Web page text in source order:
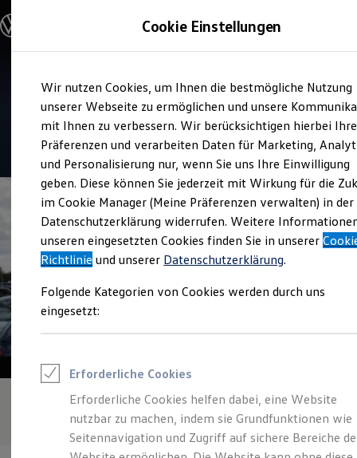
Hauptinhalt
springen
Footer
springen
Modelle und Konfigurator
Modelle vergleichen
Elektroautos
ENERGY Sondermodelle
Nutzfahrzeuge
SUV und CUV
Familienautos
Kombis
Kompaktwagen
Sportwagen
Schnell verfügbare Fahrzeuge
Angebote und Produkte
Aktuelle Angebote
E-Auto-Förderung
Volkswagen Marktplatz
Junge Gebrauchtwagen und Gebrauchtwagen
Volkswagen Zertifizierte Gebrauchtwagen
Zubehör- und Serviceangebote
Leasing
Leasing-Angebote
Gebrauchtwagen Leasing
Junge Gebrauchtwagen-Leasing
Elektroauto Leasing
Kleinwagen-Leasing
Service
Autohaus Jensen Wittstock
4.9| 8 Bewertungen
Cookie Einstellungen
Wir nutzen Cookies, um Ihnen die bestmögliche Nutzung
unserer Webseite zu ermöglichen und unsere
mit Ihnen zu verbessern. Wir berücksichtigen hierbei Ihre
Präferenzen und verarbeiten Daten für Marketing,
und Personalisierung nur, wenn Sie uns Ihre Einwilligung
geben. Diese können Sie jederzeit mit Wirkung für die
im Cookie Manager (Meine Präferenzen verwalten) in der
Datenschutzerklärung widerrufen. Weitere
unseren eingesetzten Cookies finden Sie in unserer
Richtlinie und unserer Datenschutzerklärung.
Folgende Kategorien von Cookies werden durch uns
eingesetzt:
Erforderliche Cookies
Erforderliche Cookies helfen dabei, eine Website
nutzbar zu machen, indem sie Grundfunktionen wie
Seitennavigation und Zugriff auf sichere Bereiche